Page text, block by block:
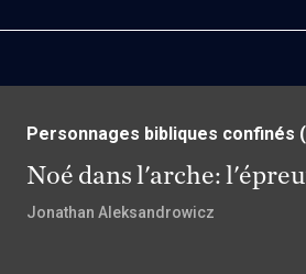
Personnages bibliques confinés
Noé dans l'arche:
Jonathan Aleksandrowicz